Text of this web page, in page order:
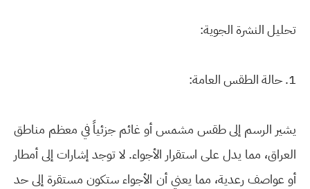
تحليل النشرة الجوية:
1. حالة الطقس العامة:
يشير الرسم إلى طقس مشمس أو غائم جزئياً في معظم مناطق
العراق، مما يدل على استقرار الأجواء. لا توجد إشارات إلى أمطار
أو عواصف رعدية، مما يعني أن الأجواء ستكون مستقرة إلى حد